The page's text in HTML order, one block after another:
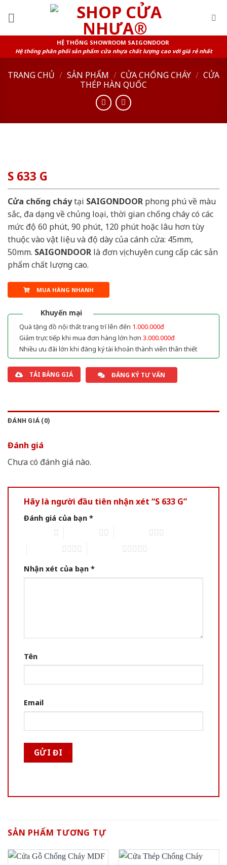
HỆ THỐNG SHOWROOM SAIGONDOOR
Hệ thống phân phối sản phẩm cửa nhựa chất lượng cao với giá rẻ nhất
TRANG CHỦ / SẢN PHẨM / CỬA CHỐNG CHÁY / CỬA
THÉP HÀN QUỐC
S 633 G
Cửa chống cháytại SAIGONDOOR phong phú về màu
sắc, đa dạng về chủng loại, thời gian chống cháy có các
mức độ 60 phút, 90 phút, 120 phút hoặc lâu hơn tùy
thuộc vào vật liệu và độ dày của cánh cửa: 45mm,
50mm. SAIGONDOOR là đơn vị chuyên cung cấp các sản
phẩm chất lượng cao.
MUA HÀNG NHANH
Khuyến mại
Quà tặng đồ nội thất trang trí lên đến 1.000.000đ
Giảm trực tiếp khi mua đơn hàng lớn hơn 3.000.000đ
Nhiều ưu đãi lớn khi đăng ký tài khoản thành viên thân thiết
TẢI BẢNG GIÁ ĐĂNG KÝ TƯ VẤN
ĐÁNH GIÁ (0)
Đánh giá
Chưa có đánh giá nào.
Hãy là người đầu tiên nhận xét “S 633 G”
Đánh giá của bạn *
Nhận xét của bạn *
Tên
Email
SẢN PHẨM TƯƠNG TỰ